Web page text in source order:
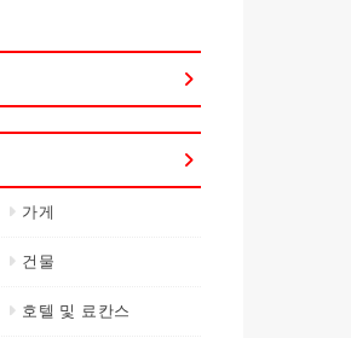
가게
건물
호텔 및 료칸스